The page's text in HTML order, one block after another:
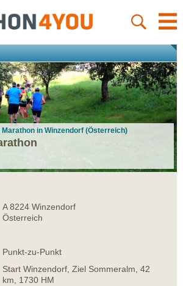
in Winzendorf (Österreich)
A 8224 Winzendorf
Österreich
Punkt-zu-Punkt
Start Winzendorf, Ziel Sommeralm, 42
km, 1730 HM